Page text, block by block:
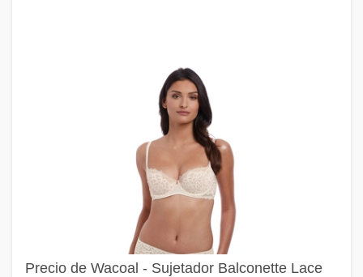
Precio de Wacoal - Sujetador Balconette Lace